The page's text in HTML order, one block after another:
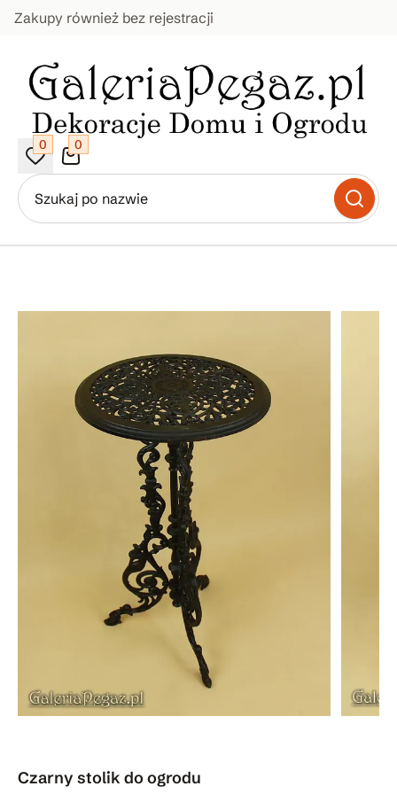
Zakupy również bez rejestracji
0 0
Czarny stolik do ogrodu